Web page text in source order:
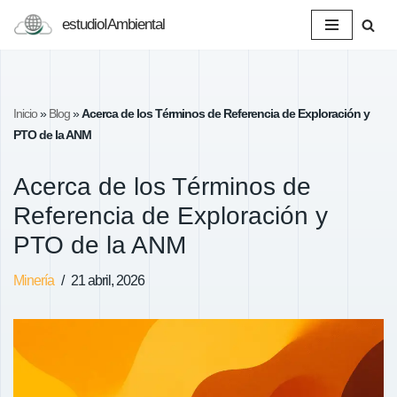
estudioIAmbiental
Inicio»Blog»Acerca de los Términos de Referencia de Exploración y
PTO de la ANM
Acerca de los Términos de
Referencia de Exploración y
PTO de la ANM
Minería 21 abril, 2026